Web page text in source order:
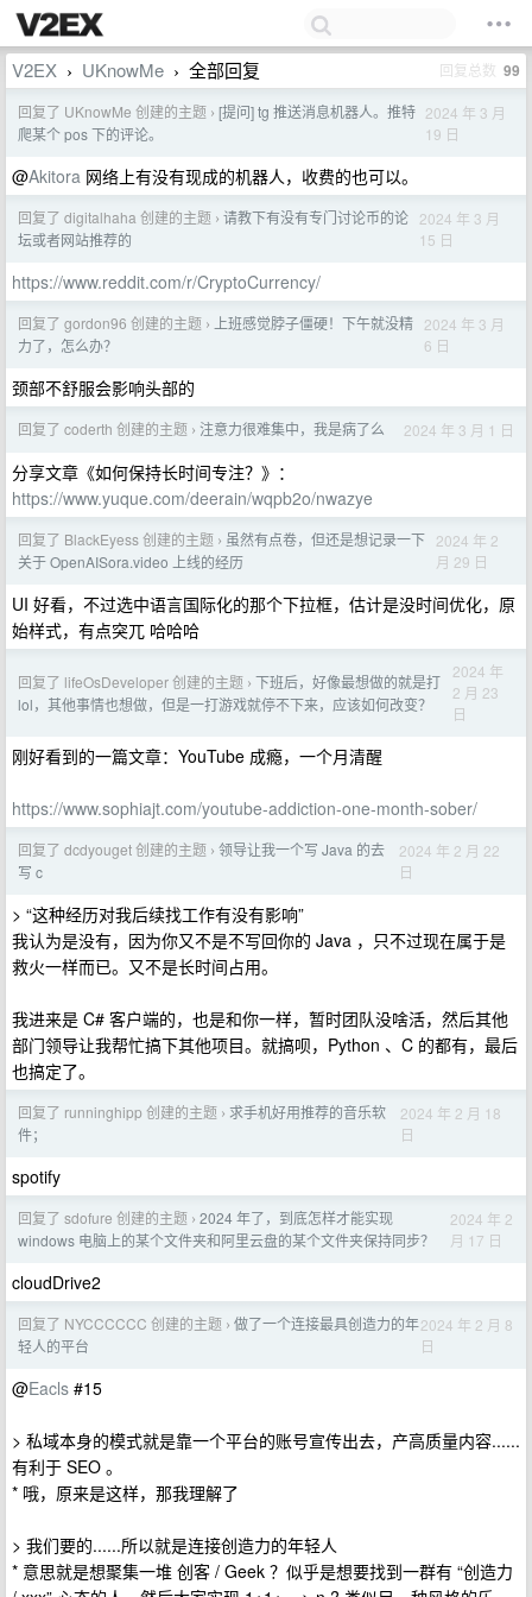
V2EX › UKnowMe › 全部回复 回复总数 99
回复了 UKnowMe 创建的主题 › [提问] tg 推送消息机器人。推特
爬某个 pos 下的评论。
2024 年 3 月
19 日
@Akitora 网络上有没有现成的机器人，收费的也可以。
回复了 digitalhaha 创建的主题 › 请教下有没有专门讨论币的论
坛或者网站推荐的
2024 年 3 月
15 日
https://www.reddit.com/r/CryptoCurrency/
回复了 gordon96 创建的主题 ›
上班感觉脖子僵硬！下午就没精
力了，怎么办？
2024 年 3 月
6 日
颈部不舒服会影响头部的
回复了 coderth 创建的主题 › 注意力很难集中，我是病了么 2024 年 3 月 1 日
分享文章《如何保持长时间专注？》：
https://www.yuque.com/deerain/wqpb2o/nwazye
回复了 BlackEyess 创建的主题 › 虽然有点卷，但还是想记录一下
关于 OpenAISora.video 上线的经历
2024 年 2
月 29 日
UI 好看，不过选中语言国际化的那个下拉框，估计是没时间优化，原
始样式，有点突兀 哈哈哈
回复了 lifeOsDeveloper 创建的主题 › 下班后，好像最想做的就是打
lol，其他事情也想做，但是一打游戏就停不下来，应该如何改变？
2024 年
2 月 23
日
刚好看到的一篇文章：YouTube 成瘾，一个月清醒
https://www.sophiajt.com/youtube-addiction-one-month-sober/
回复了 dcdyouget 创建的主题 › 领导让我一个写 Java 的去
写 c
2024 年 2 月 22
日
> “这种经历对我后续找工作有没有影响”
我认为是没有，因为你又不是不写回你的 Java ，只不过现在属于是
救火一样而已。又不是长时间占用。
我进来是 C# 客户端的，也是和你一样，暂时团队没啥活，然后其他
部门领导让我帮忙搞下其他项目。就搞呗，Python 、C 的都有，最后
也搞定了。
回复了 runninghipp 创建的主题 › 求手机好用推荐的音乐软
件；
2024 年 2 月 18
日
spotify
回复了 sdofure 创建的主题 › 2024 年了，到底怎样才能实现
windows 电脑上的某个文件夹和阿里云盘的某个文件夹保持同步？
2024 年 2
月 17 日
cloudDrive2
回复了 NYCCCCCC 创建的主题 › 做了一个连接最具创造力的年
轻人的平台
2024 年 2 月 8
日
@Eacls #15
> 私域本身的模式就是靠一个平台的账号宣传出去，产高质量内容......
有利于 SEO 。
* 哦，原来是这样，那我理解了
> 我们要的......所以就是连接创造力的年轻人
* 意思就是想聚集一堆 创客 / Geek ？似乎是想要找到一群有 “创造力